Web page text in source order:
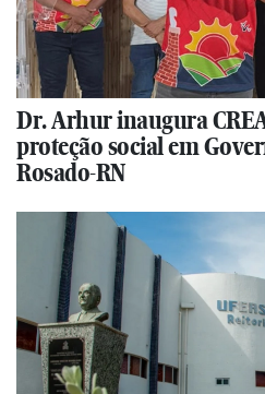
Dr. Arhur inaugura
proteção social em
Rosado-RN